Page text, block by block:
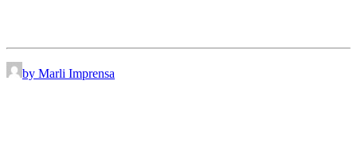
by Marli Imprensa